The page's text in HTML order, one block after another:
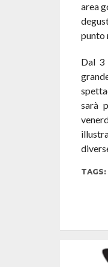
area
punto
Dal 3
sarà
TAGS: